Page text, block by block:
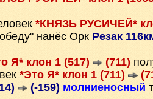
*КНЯЗЬ РУСИЧЕЙ*
нанёс Орк Резак
Я* клон 1 (517) (711)
*Это Я* клон 1 (711)
(-159) молниеносный